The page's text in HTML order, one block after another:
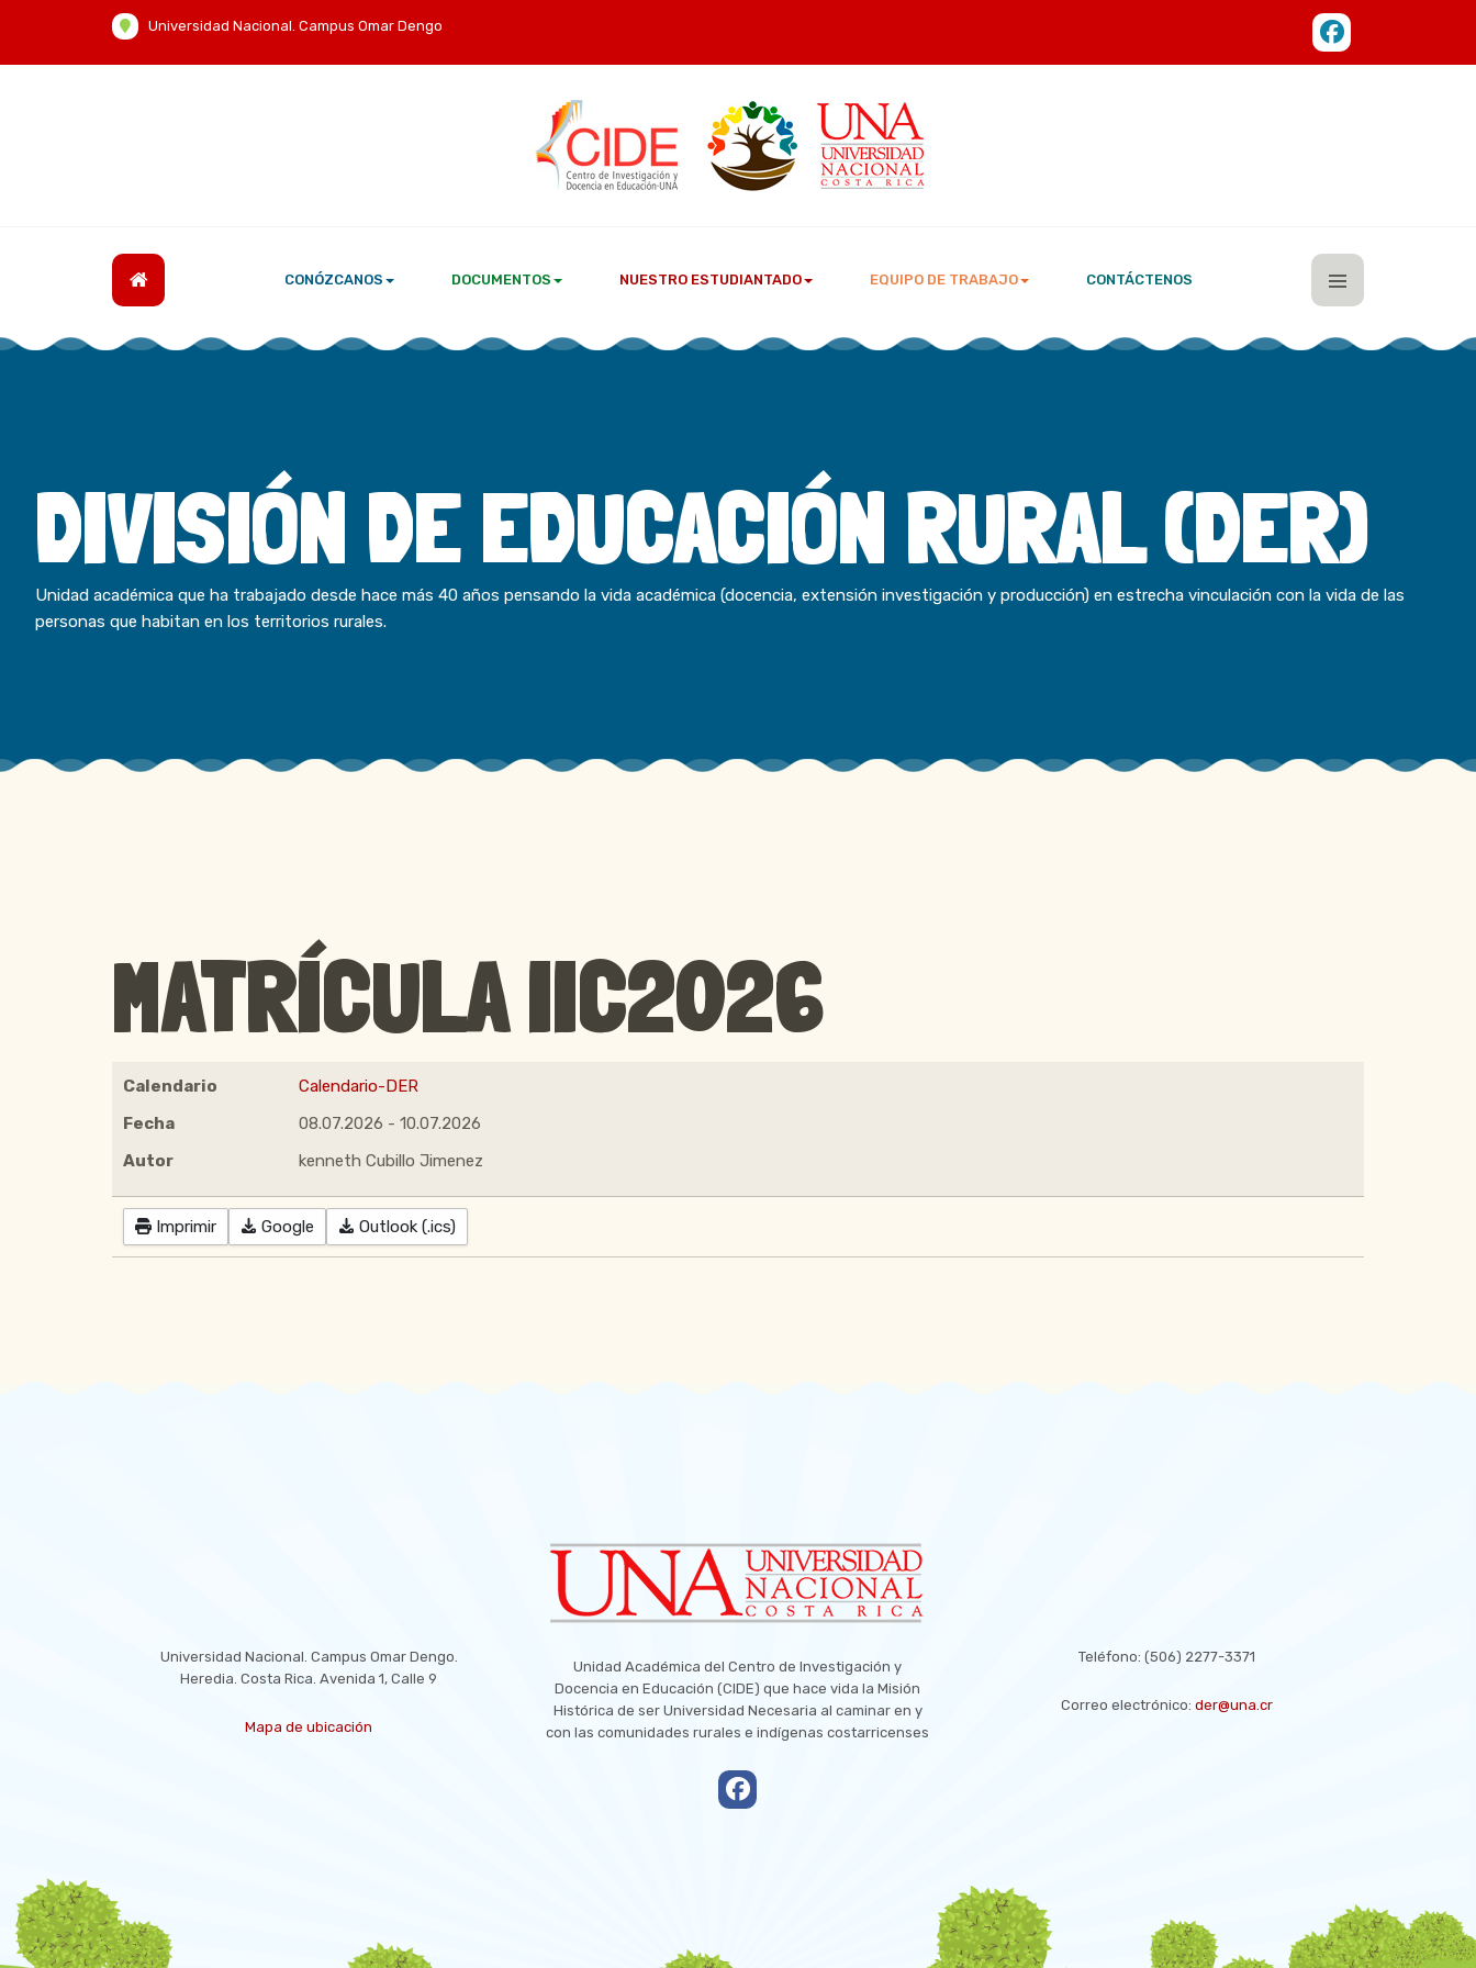
Universidad Nacional. Campus Omar Dengo
CONÓZCANOS DOCUMENTOS NUESTRO ESTUDIANTADO EQUIPO DE TRABAJO CONTÁCTENOS
DIVISIÓN DE EDUCACIÓN RURAL (DER)
Unidad académica que ha trabajado desde hace más 40 años pensando la vida académica (docencia, extensión investigación y producción) en estrecha vinculación con la vida de las
personas que habitan en los territorios rurales.
MATRÍCULA IIC2026
Calendario
Calendario-DER
Fecha
08.07.2026 - 10.07.2026
Autor
kenneth Cubillo Jimenez
Imprimir Google Outlook (.ics)
Universidad Nacional. Campus Omar Dengo.
Heredia. Costa Rica. Avenida 1, Calle 9
Mapa de ubicación
Unidad Académica del Centro de Investigación y
Docencia en Educación (CIDE) que hace vida la Misión
Histórica de ser Universidad Necesaria al caminar en y
con las comunidades rurales e indígenas costarricenses
Teléfono:(506) 2277-3371
Correo electrónico:der@una.cr